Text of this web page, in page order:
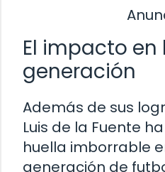
El impacto en
generación
Además de sus
Luis de la Fuente
huella imborrable
generación de